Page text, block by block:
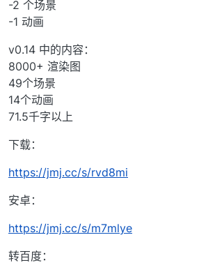
-2 个场景
-1 动画
v0.14 中的内容：
8000+ 渲染图
49个场景
14个动画
71.5千字以上
下载：
https://jmj.cc/s/rvd8mi
安卓：
https://jmj.cc/s/m7mlye
转百度：